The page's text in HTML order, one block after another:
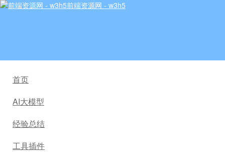
前端资源网 - w3h5
首页
AI大模型
经验总结
工具插件